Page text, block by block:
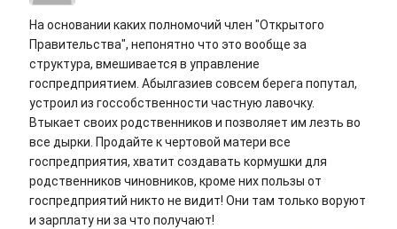
На основании каких полномочий член "Открытого
Правительства", непонятно что это вообще за
структура, вмешивается в управление
госпредприятием. Абылгазиев совсем берега попутал,
устроил из госсобственности частную лавочку.
Втыкает своих родственников и позволяет им лезть во
все дырки. Продайте к чертовой матери все
госпредприятия, хватит создавать кормушки для
родственников чиновников, кроме них пользы от
госпредприятий никто не видит! Они там только воруют
и зарплату ни за что получают!